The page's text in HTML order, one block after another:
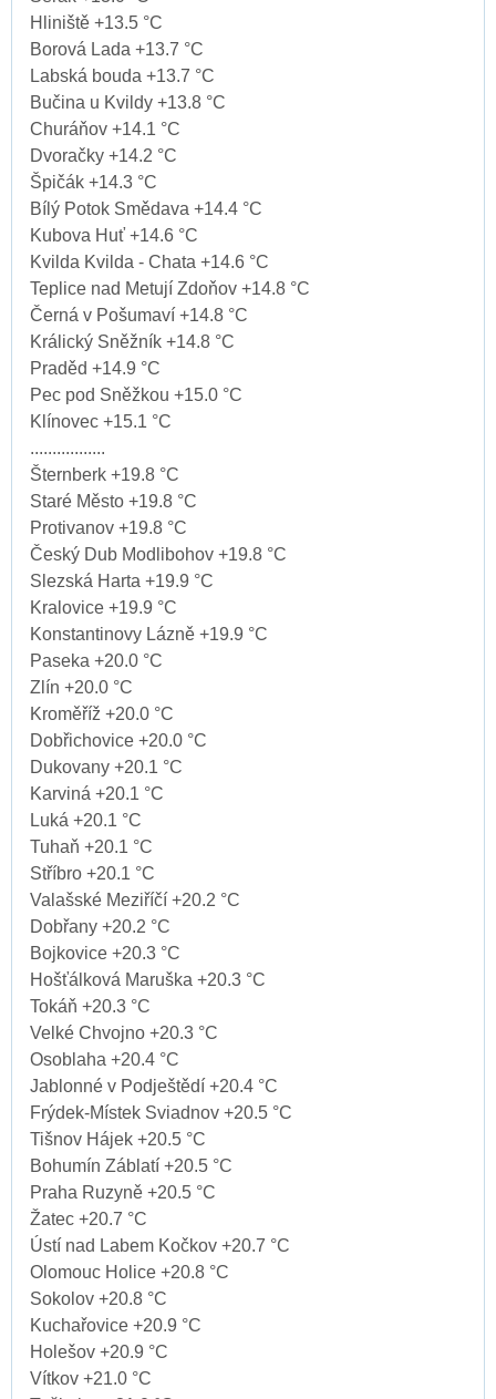
Hliniště +13.5 °C
Borová Lada +13.7 °C
Labská bouda +13.7 °C
Bučina u Kvildy +13.8 °C
Churáňov +14.1 °C
Dvoračky +14.2 °C
Špičák +14.3 °C
Bílý Potok Smědava +14.4 °C
Kubova Huť +14.6 °C
Kvilda Kvilda - Chata +14.6 °C
Teplice nad Metují Zdoňov +14.8 °C
Černá v Pošumaví +14.8 °C
Králický Sněžník +14.8 °C
Praděd +14.9 °C
Pec pod Sněžkou +15.0 °C
Klínovec +15.1 °C
.................
Šternberk +19.8 °C
Staré Město +19.8 °C
Protivanov +19.8 °C
Český Dub Modlibohov +19.8 °C
Slezská Harta +19.9 °C
Kralovice +19.9 °C
Konstantinovy Lázně +19.9 °C
Paseka +20.0 °C
Zlín +20.0 °C
Kroměříž +20.0 °C
Dobřichovice +20.0 °C
Dukovany +20.1 °C
Karviná +20.1 °C
Luká +20.1 °C
Tuhaň +20.1 °C
Stříbro +20.1 °C
Valašské Meziříčí +20.2 °C
Dobřany +20.2 °C
Bojkovice +20.3 °C
Hošťálková Maruška +20.3 °C
Tokáň +20.3 °C
Velké Chvojno +20.3 °C
Osoblaha +20.4 °C
Jablonné v Podještědí +20.4 °C
Frýdek-Místek Sviadnov +20.5 °C
Tišnov Hájek +20.5 °C
Bohumín Záblatí +20.5 °C
Praha Ruzyně +20.5 °C
Žatec +20.7 °C
Ústí nad Labem Kočkov +20.7 °C
Olomouc Holice +20.8 °C
Sokolov +20.8 °C
Kuchařovice +20.9 °C
Holešov +20.9 °C
Vítkov +21.0 °C